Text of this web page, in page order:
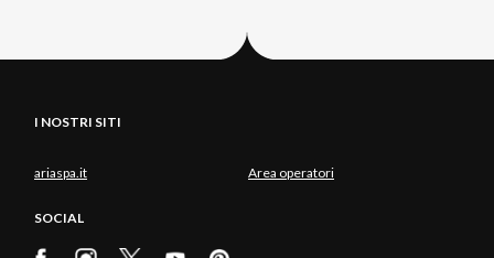
I NOSTRI SITI
ariaspa.it Area operatori
SOCIAL